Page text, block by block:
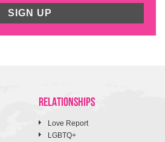
SIGN UP
RELATIONSHIPS
Love Report
LGBTQ+